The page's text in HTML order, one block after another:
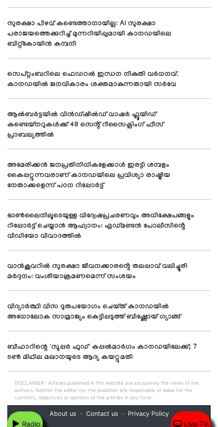
Radio Live TV
സുരക്ഷാ പിഴവ് കണ്ടെത്താനായില്ല: AI സുരക്ഷാ
പരാജയത്തെക്കുറിച്ച് മുന്നറിയിപ്പുമായി കാനഡയിലെ
ബിറ്റ്‌കോയിൻ കമ്പനി
സെപ്റ്റംബറിലെ ഫെഡറൽ ഇന്ധന നികുതി വർധനവ്.
കാനഡയിൽ ജനവികാരം ശക്തമാകുന്നതായി സർവേ
ആൽബർട്ടയിൽ വിൻഡ്‌ഷീൽഡ് വാഷർ ഫ്ലൂയിഡ്
കണ്ടെയ്നറുകൾക്ക് 48 സെൻ്റ് റീസൈക്ലിംഗ് ഫീസ്
പ്രാബല്യത്തിൽ
അമേരിക്കൻ ജനപ്രതിനിധികളേക്കാൾ ഇരട്ടി ശമ്പളം
കൈപ്പറ്റുന്നവരാണ് കാനഡയിലെ പ്രവിശ്യാ രാഷ്ട്രീയ
നേതാക്കളെന്ന് പഠന റിപ്പോർട്ട്
ഓൺലൈനിലൂടെയുള്ള വിദ്വേഷപ്രചരണവും അധിക്ഷേപങ്ങളും
റിപ്പോർട്ട് ചെയ്യാൻ ആഹ്വാനം: എഡ്മണ്ടൻ പോലീസിൻ്റെ
വീഡിയോ വിവാദത്തിൽ
വാൻകൂവറിൽ സുരക്ഷാ ജീവനക്കാരൻ്റെ തലപ്പാവ് വലിച്ചൂരി
മർദ്ദനം: വംശീയാക്രമണമെന്ന് സംശയം
വിദ്യാർത്ഥി വിസ ദുരുപയോഗം ചെയ്ത് കാനഡയിൽ
അധോലോക സാമ്രാജ്യം കെട്ടിപ്പടുത്ത് ബിഷ്ണോയ് ഗ്യാങ്ങ്
ബീഹാറിന്റെ 'സൂപ്പര്‍ ഫുഡ്' കപ്പല്‍മാര്‍ഗം കാനഡയിലേക്ക്; 7
ടണ്‍ മിഥില മഖാനയുടെ ആദ്യ കയറ്റുമതി
DISCLAIMER : Articles published in this website are exclusively the views of the
authors. Neither the editor nor the publisher are responsible or liable for the
contents, objectives or opinions of the articles in any form.
About us Contact us Privacy Policy